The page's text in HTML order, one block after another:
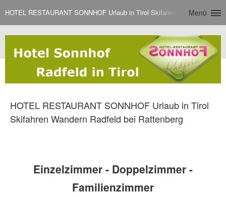
HOTEL RESTAURANT SONNHOF Urlaub in Tirol Skifahren Wandern
Menü
HOTEL RESTAURANT SONNHOF Urlaub in Tirol
Skifahren Wandern Radfeld bei Rattenberg
Einzelzimmer - Doppelzimmer -
Familienzimmer